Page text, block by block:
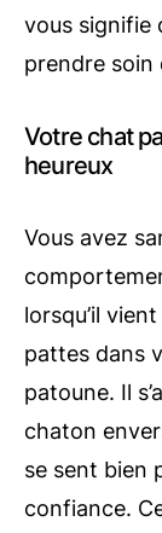
vous signifie
prendre soin
Votre chat
heureux
Vous avez
lorsqu’il
pattes dans
patoune. Il
chaton
se sent bien
confiance.